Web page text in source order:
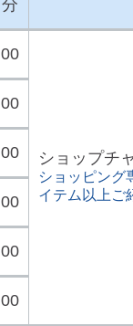
分
00
ショップチ
ショッピング
イテム以上ご
00
00
00
00
00